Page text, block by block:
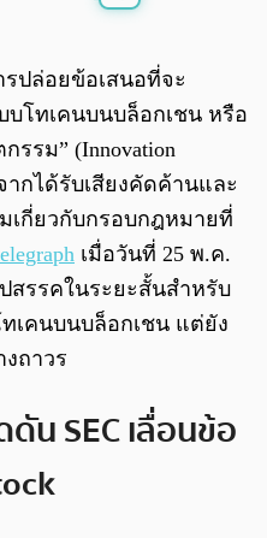
รปล่อยข้อเสนอที่จะ
โทเคนบนบล็อกเชน หรือ
รรม” (Innovation
ากได้รับเสียงคัดค้านและ
เกี่ยวกับกรอบกฎหมายที่
เมื่อวันที่ 25 พ.ค.
สรรคในระยะสั้นสำหรับ
เคนบนบล็อกเชน แต่ยัง
ถาวร
น SEC เลื่อนข้อ